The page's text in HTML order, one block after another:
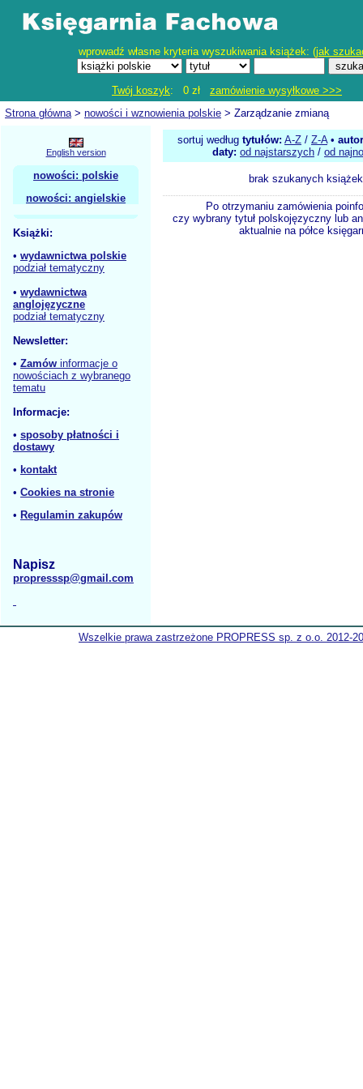
wprowadź własne kryteria wyszukiwania książek: (jak
Twój koszyk: 0 zł zamówienie wysyłkowe >>>
Strona główna> nowości i wznowienia polskie > Zarządzanie zmianą
English version
nowości: polskie
nowości: angielskie
Książki:
• wydawnictwa polskie
podział tematyczny
• wydawnictwa
anglojęzyczne
podział tematyczny
Newsletter:
• Zamów informacje o
nowościach z wybranego
tematu
Informacje:
• sposoby płatności i
dostawy
• kontakt
• Cookies na stronie
• Regulamin zakupów
Napisz
propresssp@gmail.com
sortuj według tytułów: A-Z / Z-A•
daty: od najstarszych / od
brak szukanych książek
Po otrzymaniu zamówienia
czy wybrany tytuł polskojęzyczny lub
aktualnie na półce
Wszelkie prawa zastrzeżone PROPRESS sp. z o.o. 2012-